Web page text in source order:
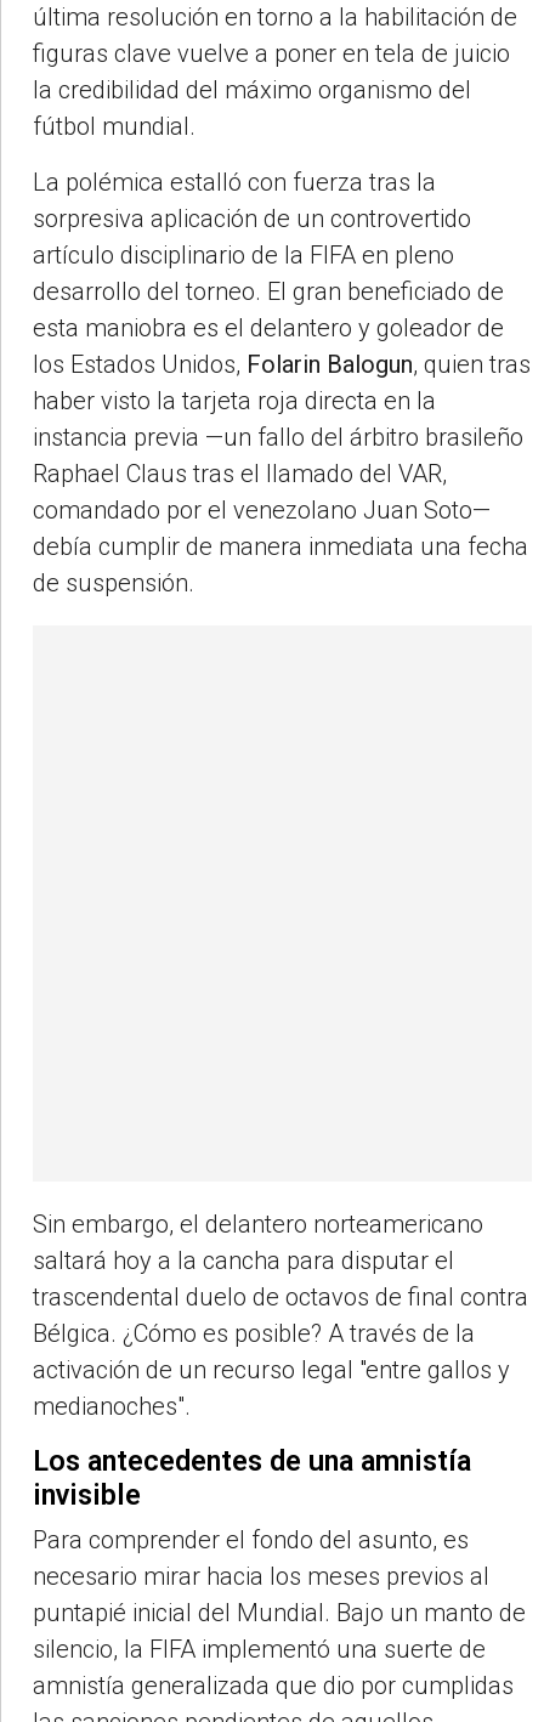
última resolución en torno a la habilitación de
figuras clave vuelve a poner en tela de juicio
la credibilidad del máximo organismo del
fútbol mundial.
La polémica estalló con fuerza tras la
sorpresiva aplicación de un controvertido
artículo disciplinario de la FIFA en pleno
desarrollo del torneo. El gran beneficiado de
esta maniobra es el delantero y goleador de
los Estados Unidos, Folarin Balogun, quien tras
haber visto la tarjeta roja directa en la
instancia previa —un fallo del árbitro brasileño
Raphael Claus tras el llamado del VAR,
comandado por el venezolano Juan Soto—
debía cumplir de manera inmediata una fecha
de suspensión.
Sin embargo, el delantero norteamericano
saltará hoy a la cancha para disputar el
trascendental duelo de octavos de final contra
Bélgica. ¿Cómo es posible? A través de la
activación de un recurso legal "entre gallos y
medianoches".
Los antecedentes de una amnistía
invisible
Para comprender el fondo del asunto, es
necesario mirar hacia los meses previos al
puntapié inicial del Mundial. Bajo un manto de
silencio, la FIFA implementó una suerte de
amnistía generalizada que dio por cumplidas